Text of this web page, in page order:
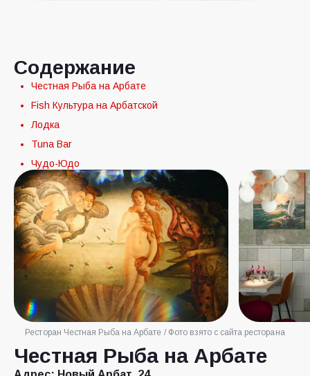
Содержание
Честная Рыба на Арбате
Fish Культура на Арбатской
Лодка
Tuna Bar
Чудо-Юдо
Ресторан Честная Рыба на Арбате / Фото взято с сайта ресторана
Честная Рыба на Арбате